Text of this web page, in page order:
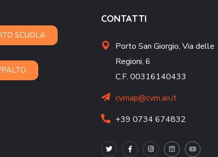
SCUOLA
CONTATTI
Porto San Giorgio, Via delle
Regioni, 6
C.F. 00316140433
cvmap@cvm.an.it
+39 0734 674832